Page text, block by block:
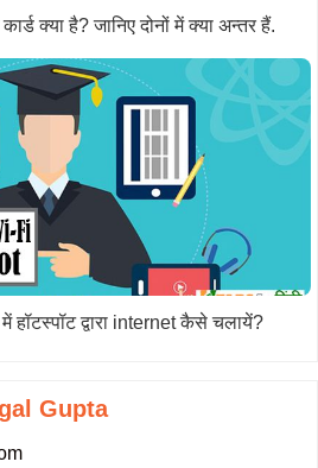
क्या है? जानिए दोनों में क्या अन्तर हैं.
द्वारा internet कैसे चलायें?
Gupta